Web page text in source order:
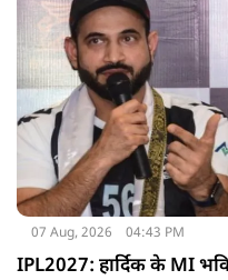
07 Aug, 2026 04:43 PM
IPL2027: हार्दिक के MI